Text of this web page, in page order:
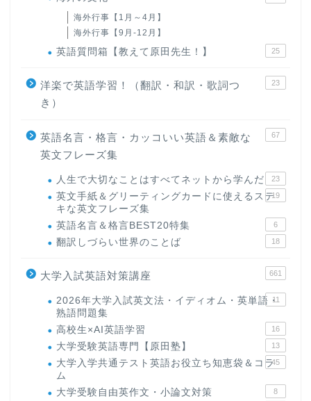
海外行事【1月～4月】
海外行事【9月-12月】
英語質問箱【教えて原田先生！】 25
洋楽で英語学習！（翻訳・和訳・歌詞つ
き）
23
英語名言・格言・カッコいい英語＆素敵な
英文フレーズ集
67
人生で大切なことはすべてネットから学んだ 23
英文手紙＆グリーティングカードに使えるステ
キな英文フレーズ集
19
英語名言＆格言BEST20特集 6
翻訳しづらい世界のことば 18
大学入試英語対策講座 661
2026年大学入試英文法・イディオム・英単語・
熟語問題集
11
高校生×AI英語学習 16
大学受験英語専門【原田塾】 13
大学入学共通テスト英語お役立ち知恵袋＆コラ
ム
45
大学受験自由英作文・小論文対策 8